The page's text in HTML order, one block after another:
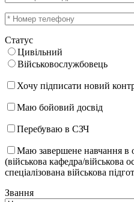
Статус
Цивільний
Військовослужбовець
Хочу підписати новий
Маю бойовий досвід
Перебуваю в СЗЧ
Маю завершене навчання в
(військова кафедра/військова
спеціалізована військова
Звання